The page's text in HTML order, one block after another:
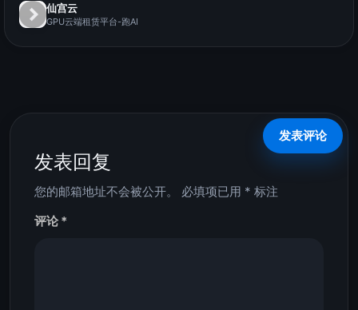
仙宫云
GPU云端租赁平台-跑AI
发表回复
您的邮箱地址不会被公开。 必填项已用 * 标注
评论*